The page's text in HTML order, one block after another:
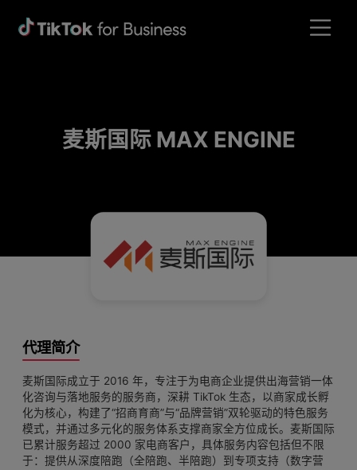
麦斯国际 MAX ENGINE
代理简介
麦斯国际成立于 2016 年，专注于为电商企业提供出海营销一体
化咨询与落地服务的服务商，深耕 TikTok 生态，以商家成长孵
化为核心，构建了“招商育商”与“品牌营销”双轮驱动的特色服务
模式，并通过多元化的服务体系支撑商家全方位成长。麦斯国际
已累计服务超过 2000 家电商客户，具体服务内容包括但不限
于：提供从深度陪跑（全陪跑、半陪跑）到专项支持（数字营